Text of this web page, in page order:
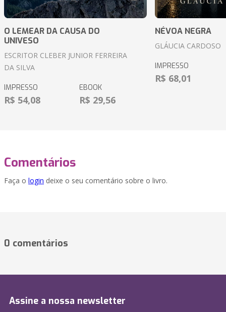
O LEMEAR DA CAUSA DO
UNIVESO
ESCRITOR CLEBER JUNIOR FERREIRA
DA SILVA
IMPRESSO
R$ 54,08
EBOOK
R$ 29,56
NÉVOA NEGRA
GLÁUCIA CARDOSO
IMPRESSO
R$ 68,01
Comentários
Faça o login deixe o seu comentário sobre o livro.
0 comentários
Assine a nossa newsletter